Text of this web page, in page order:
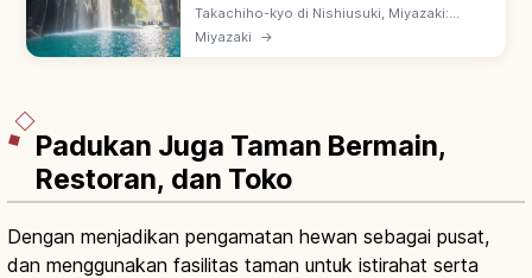
Berkunjung
Takachiho-kyo di Nishiusuki, Miyazaki:
ngarai dari aliran piroklastik Gunung Aso
dengan kekar kolom (chujo setsuri). Naik
Miyazaki →
Padukan Juga Taman Bermain,
Restoran, dan Toko
Dengan menjadikan pengamatan hewan sebagai pusat,
dan menggunakan fasilitas taman untuk istirahat serta